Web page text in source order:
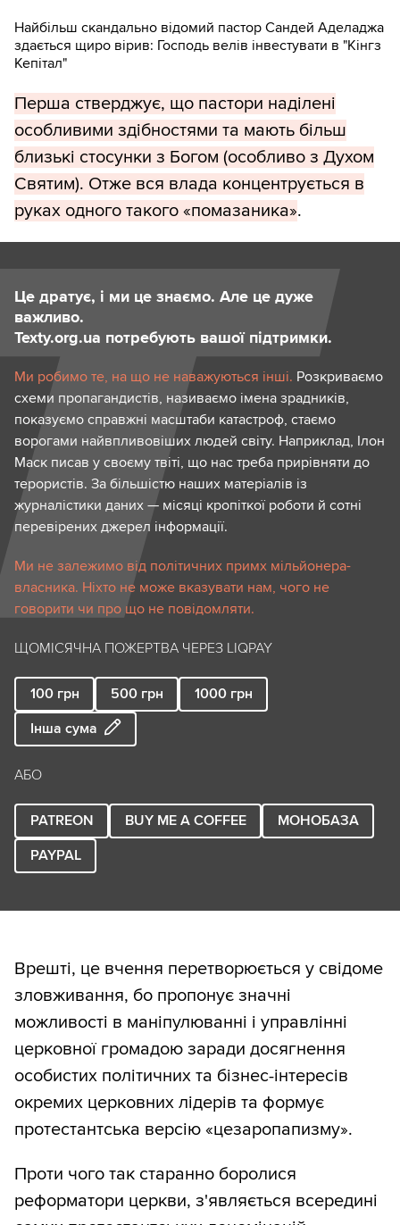
Найбільш скандально відомий пастор Сандей Аделаджа
здається щиро вірив: Господь велів інвестувати в "Кінгз
Кепітал"
Перша стверджує, що пастори наділені
особливими здібностями та мають більш
близькі стосунки з Богом (особливо з Духом
Святим). Отже вся влада концентрується в
руках одного такого «помазаника».
Це дратує, і ми це знаємо. Але це дуже
важливо.
Texty.org.ua потребують вашої підтримки.
Ми робимо те, на що не наважуються інші. Розкриваємо
схеми пропагандистів, називаємо імена зрадників,
показуємо справжні масштаби катастроф, стаємо
ворогами найвпливовіших людей світу. Наприклад, Ілон
Маск писав у своєму твіті, що нас треба прирівняти до
терористів. За більшістю наших матеріалів із
журналістики даних — місяці кропіткої роботи й сотні
перевірених джерел інформації.
Ми не залежимо від політичних примх мільйонера-
власника. Ніхто не може вказувати нам, чого не
говорити чи про що не повідомляти.
ЩОМІСЯЧНА ПОЖЕРТВА ЧЕРЕЗ LIQPAY
100 грн 500 грн 1000 грн
Інша сума
АБО
PATREON BUY ME A COFFEE
МОНОБАЗА
PAYPAL
Врешті, це вчення перетворюється у свідоме
зловживання, бо пропонує значні
можливості в маніпулюванні і управлінні
церковної громадою заради досягнення
особистих політичних та бізнес-інтересів
окремих церковних лідерів та формує
протестантська версію «цезаропапизму».
Проти чого так старанно боролися
реформатори церкви, з'являється всередині